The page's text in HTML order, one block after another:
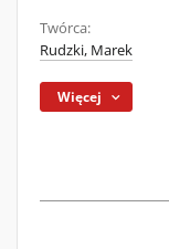
Twórca:
Rudzki, Marek
Więcej